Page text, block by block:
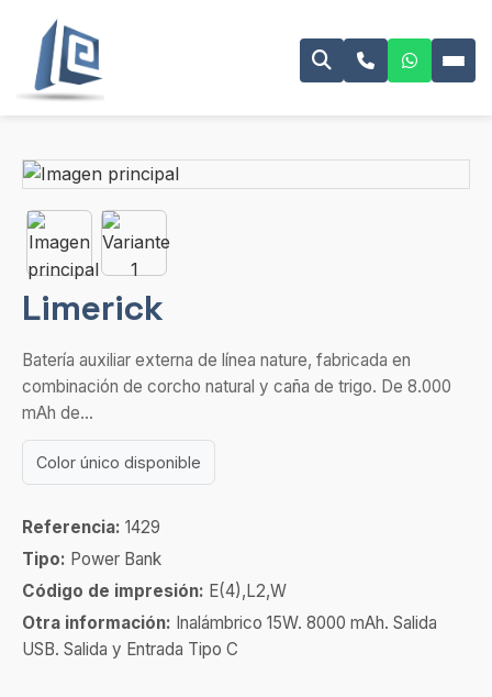
Limerick
Batería auxiliar externa de línea nature, fabricada en
combinación de corcho natural y caña de trigo. De 8.000
mAh de...
Color único disponible
Referencia: 1429
Tipo: Power Bank
Código de impresión: E(4),L2,W
Otra información: Inalámbrico 15W. 8000 mAh. Salida
USB. Salida y Entrada Tipo C